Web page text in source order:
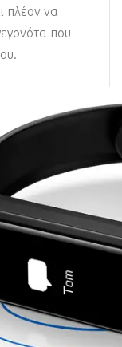
πλέον να
που